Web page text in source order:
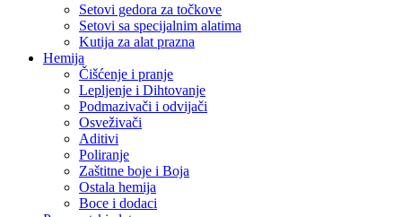
Setovi gedora za točkove
Setovi sa specijalnim alatima
Kutija za alat prazna
Hemija
Čišćenje i pranje
Lepljenje i Dihtovanje
Podmazivači i odvijači
Osveživači
Aditivi
Poliranje
Zaštitne boje i Boja
Ostala hemija
Boce i dodaci